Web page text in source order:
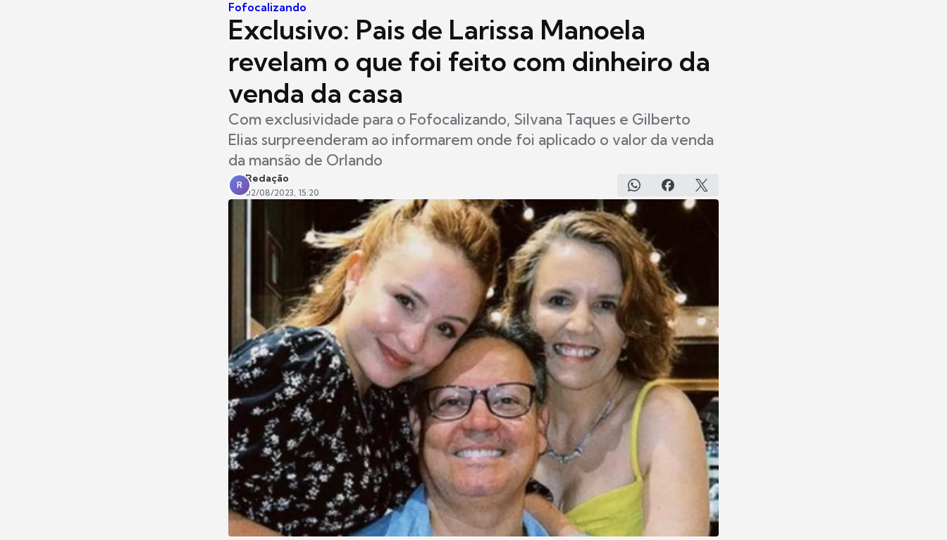
Fofocalizando
Exclusivo: Pais de Larissa Manoela
revelam o que foi feito com dinheiro da
venda da casa
Com exclusividade para o Fofocalizando, Silvana Taques e Gilberto
Elias surpreenderam ao informarem onde foi aplicado o valor da venda
da mansão de Orlando
R
Redação
02/08/2023, 15:20